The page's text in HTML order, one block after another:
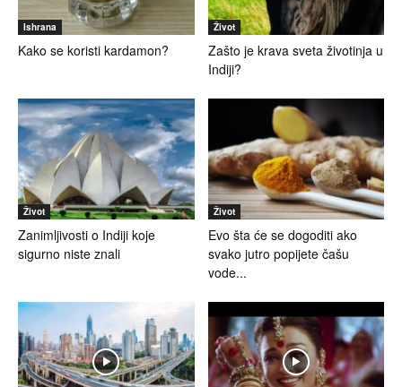
Ishrana
Kako se koristi kardamon?
Život
Zašto je krava sveta životinja u
Indiji?
Život
Zanimljivosti o Indiji koje
sigurno niste znali
Život
Evo šta će se dogoditi ako
svako jutro popijete čašu
vode...